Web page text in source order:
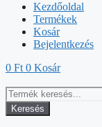
Kezdőoldal
Termékek
Kosár
Bejelentkezés
0 Ft 0 Kosár
Keresés